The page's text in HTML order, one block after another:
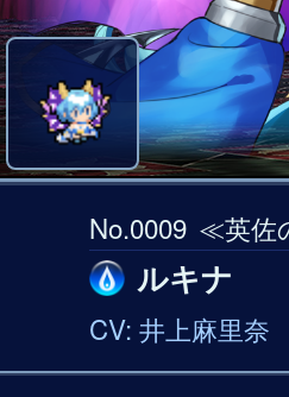
No.0009 ≪英佐
ルキナ
CV: 井上麻里奈